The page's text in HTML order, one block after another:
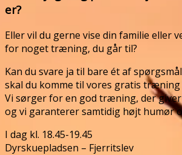
er?
Eller vil du gerne vise din familie eller
for noget træning, du går til?
Kan du svare ja til bare ét af
skal du komme til vores gratis træning
Vi sørger for en god træning, der giver
og vi garanterer samtidig højt humør
I dag kl. 18.45-19.45
Dyrskuepladsen – Fjerritslev